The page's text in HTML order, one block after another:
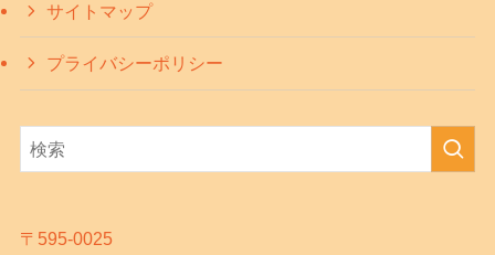
サイトマップ
プライバシーポリシー
〒595-0025